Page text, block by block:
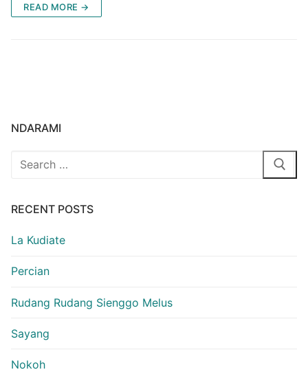
READ MORE →
NDARAMI
Search
RECENT POSTS
La Kudiate
Percian
Rudang Rudang Sienggo Melus
Sayang
Nokoh